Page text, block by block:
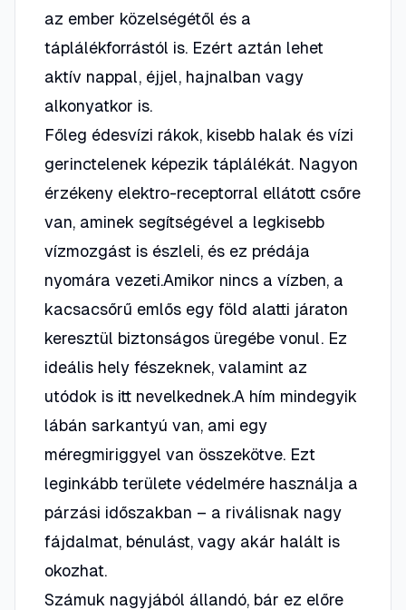
az ember közelségétől és a
táplálékforrástól is. Ezért aztán lehet
aktív nappal, éjjel, hajnalban vagy
alkonyatkor is.
Főleg édesvízi rákok, kisebb halak és vízi
gerinctelenek képezik táplálékát. Nagyon
érzékeny elektro-receptorral ellátott csőre
van, aminek segítségével a legkisebb
vízmozgást is észleli, és ez prédája
nyomára vezeti.Amikor nincs a vízben, a
kacsacsőrű emlős egy föld alatti járaton
keresztül biztonságos üregébe vonul. Ez
ideális hely fészeknek, valamint az
utódok is itt nevelkednek.A hím mindegyik
lábán sarkantyú van, ami egy
méregmiriggyel van összekötve. Ezt
leginkább területe védelmére használja a
párzási időszakban – a riválisnak nagy
fájdalmat, bénulást, vagy akár halált is
okozhat.
Számuk nagyjából állandó, bár ez előre